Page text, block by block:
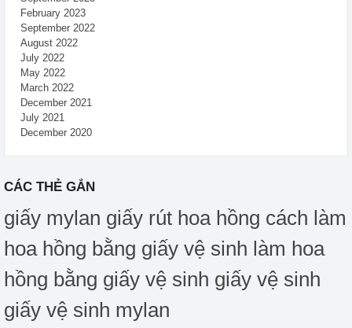
February 2023
September 2022
August 2022
July 2022
May 2022
March 2022
December 2021
July 2021
December 2020
CÁC THẺ GẮN
giấy mylan giấy rút hoa hồng cách làm
hoa hồng bằng giấy vệ sinh làm hoa
hồng bằng giấy vệ sinh giấy vệ sinh
giấy vệ sinh mylan